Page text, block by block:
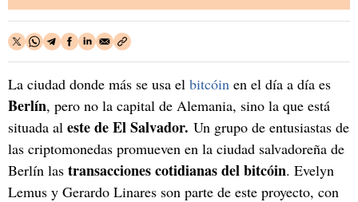
La ciudad donde más se usa el bitcóin en el día a día es
Berlín, pero no la capital de Alemania, sino la que está
situada al este de El Salvador. Un grupo de entusiastas de
las criptomonedas promueven en la ciudad salvadoreña de
Berlín las transacciones cotidianas del bitcóin. Evelyn
Lemus y Gerardo Linares son parte de este proyecto, con